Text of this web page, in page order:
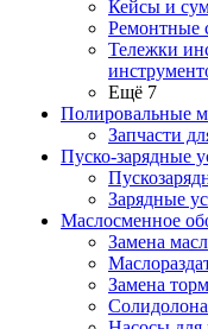
Кейсы и
Ремонтные
Тележки
Ещё 7
Полировальные
Запчасти
Пуско-зарядные
Зарядные
Маслосменное
Замена
Замена